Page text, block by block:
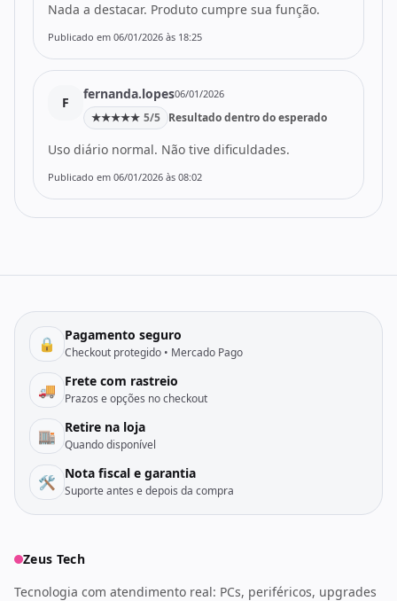
Nada a destacar. Produto cumpre sua função.
Publicado em 06/01/2026 às 18:25
F
fernanda.lopes06/01/2026
★★★★★ 5/5 Resultado dentro do esperado
Uso diário normal. Não tive dificuldades.
Publicado em 06/01/2026 às 08:02
🔒 Pagamento seguro
Checkout protegido • Mercado Pago
🚚 Frete com rastreio
Prazos e opções no checkout
🏬 Retire na loja
Quando disponível
🛠️ Nota fiscal e garantia
Suporte antes e depois da compra
Zeus Tech
Tecnologia com atendimento real: PCs, periféricos, upgrades